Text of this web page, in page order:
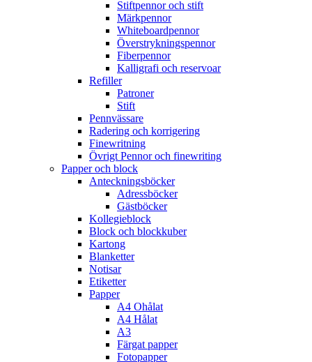
Stiftpennor och stift
Märkpennor
Whiteboardpennor
Överstrykningspennor
Fiberpennor
Kalligrafi och reservoar
Refiller
Patroner
Stift
Pennvässare
Radering och korrigering
Finewritning
Övrigt Pennor och finewriting
Papper och block
Anteckningsböcker
Adressböcker
Gästböcker
Kollegieblock
Block och blockkuber
Kartong
Blanketter
Notisar
Etiketter
Papper
A4 Ohålat
A4 Hålat
A3
Färgat papper
Fotopapper